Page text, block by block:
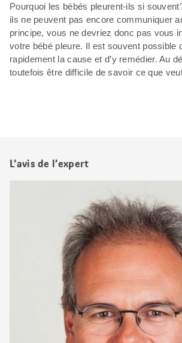
Pourquoi les bébés pleurent-ils si
ils ne peuvent pas encore communiquer
principe, vous ne devriez donc pas vous
votre bébé pleure. Il est souvent possible
rapidement la cause et d’y remédier. Au
toutefois être difficile de savoir ce que
L’avis de l’expert